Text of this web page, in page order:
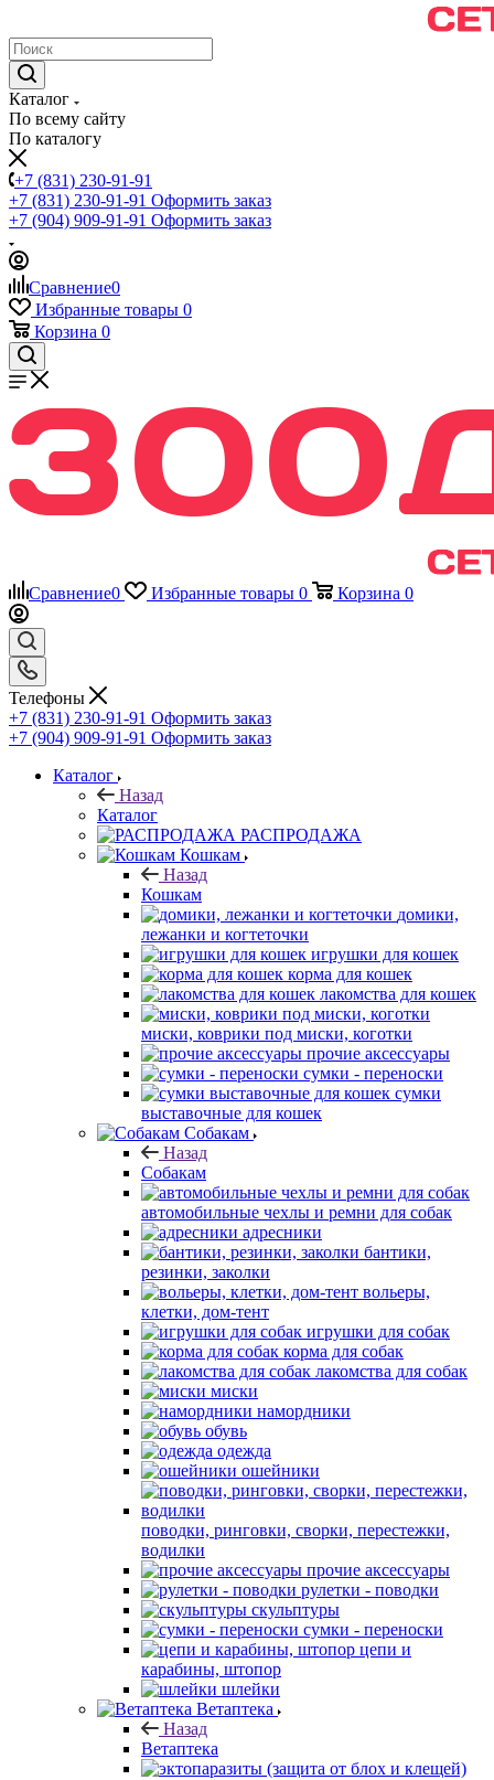
Каталог
По всему сайту
По каталогу
+7 (831) 230-91-91
+7 (831) 230-91-91 Оформить заказ
+7 (904) 909-91-91 Оформить заказ
Сравнение0
Избранные товары 0
Корзина 0
Сравнение0 Избранные товары 0 Корзина 0
Телефоны
+7 (831) 230-91-91 Оформить заказ
+7 (904) 909-91-91 Оформить заказ
Каталог
Назад
Каталог
РАСПРОДАЖА
Кошкам
Назад
Кошкам
домики,
лежанки и когтеточки
игрушки для кошек
корма для кошек
лакомства для кошек
миски, коврики под миски, коготки
прочие аксессуары
сумки - переноски
сумки
выставочные для кошек
Собакам
Назад
Собакам
автомобильные чехлы и ремни для собак
адресники
бантики,
резинки, заколки
вольеры,
клетки, дом-тент
игрушки для собак
корма для собак
лакомства для собак
миски
намордники
обувь
одежда
ошейники
поводки, ринговки, сворки, перестежки,
водилки
прочие аксессуары
рулетки - поводки
скульптуры
сумки - переноски
цепи и
карабины, штопор
шлейки
Ветаптека
Назад
Ветаптека